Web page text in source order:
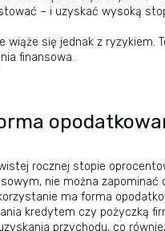
– i uzyskać wysoką
wiąże się jednak z ryzykiem.
finansowa.
rocznej stopie
nie można zapominać
ma forma
kredytem czy pożyczką
przychodu, co